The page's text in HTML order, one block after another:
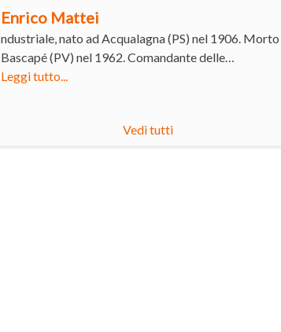
Enrico Mattei
ndustriale, nato ad Acqualagna (PS) nel 1906. Morto
Bascapé (PV) nel 1962. Comandante delle…
Leggi tutto...
Vedi tutti